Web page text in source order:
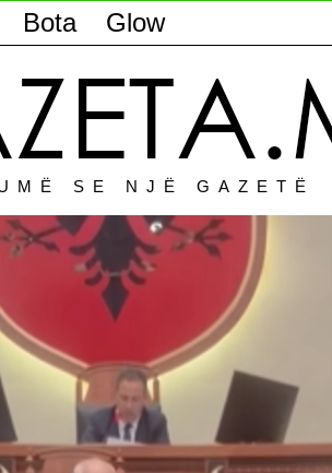
Bota Glow
SE NJË GAZETË